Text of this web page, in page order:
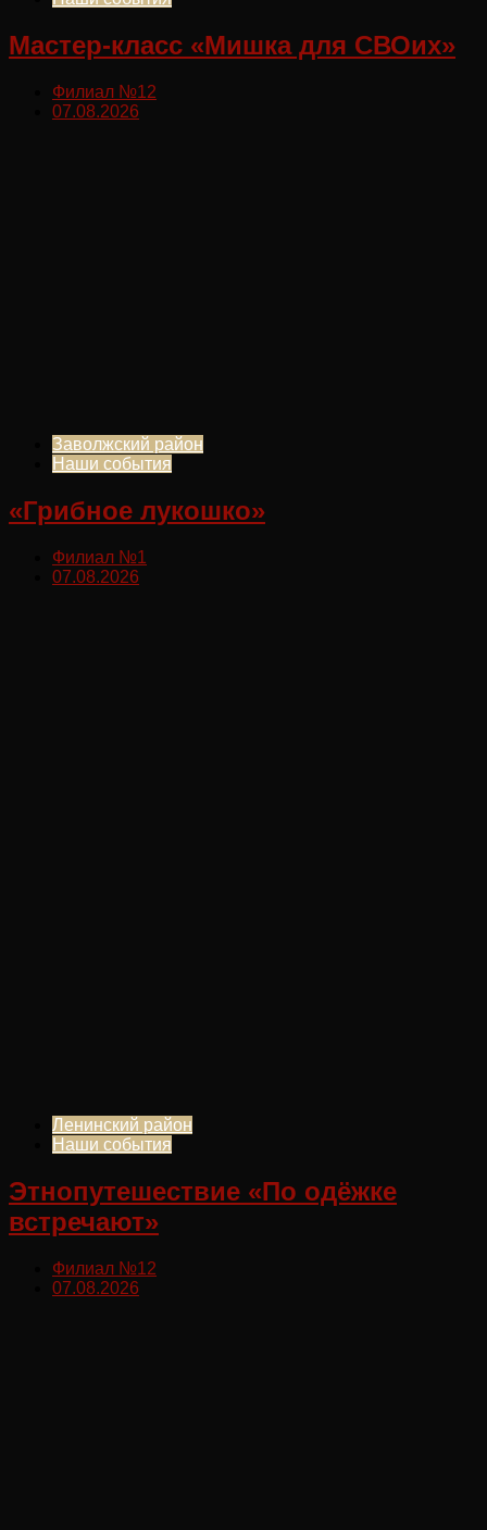
Мастер-класс «Мишка для СВОих»
Филиал №12
07.08.2026
Заволжский район
Наши события
«Грибное лукошко»
Филиал №1
07.08.2026
Ленинский район
Наши события
Этнопутешествие «По одёжке
встречают»
Филиал №12
07.08.2026